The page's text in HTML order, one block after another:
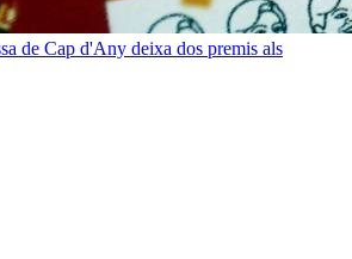
de Cap d'Any deixa dos premis als